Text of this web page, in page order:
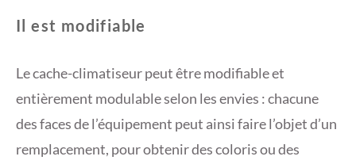
Il est modifiable
Le cache-climatiseur peut être modifiable et
entièrement modulable selon les envies : chacune
des faces de l’équipement peut ainsi faire l’objet d’un
remplacement, pour obtenir des coloris ou des